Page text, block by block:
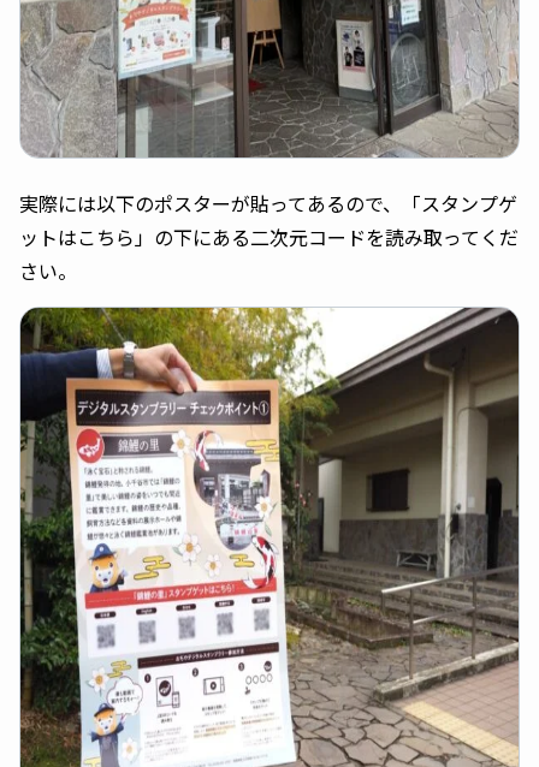
実際には以下のポスターが貼ってあるので、「スタンプゲ
ットはこちら」の下にある二次元コードを読み取ってくだ
さい。